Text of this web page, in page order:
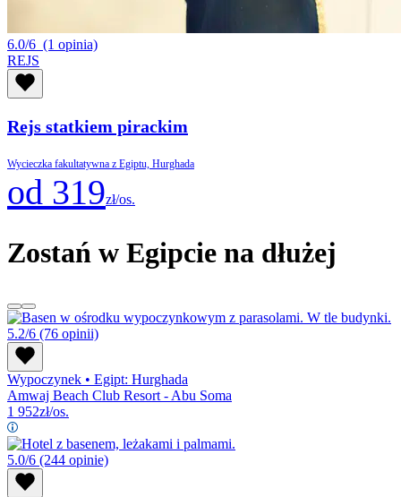
6.0/6 (1 opinia)
REJS
Rejs statkiem pirackim
Wycieczka fakultatywna z Egiptu, Hurghada
od 319zł/os.
Zostań w Egipcie na dłużej
5.2/6 (76 opinii)
Wypoczynek • Egipt: Hurghada
Amwaj Beach Club Resort - Abu Soma
1 952zł/os.
5.0/6 (244 opinie)